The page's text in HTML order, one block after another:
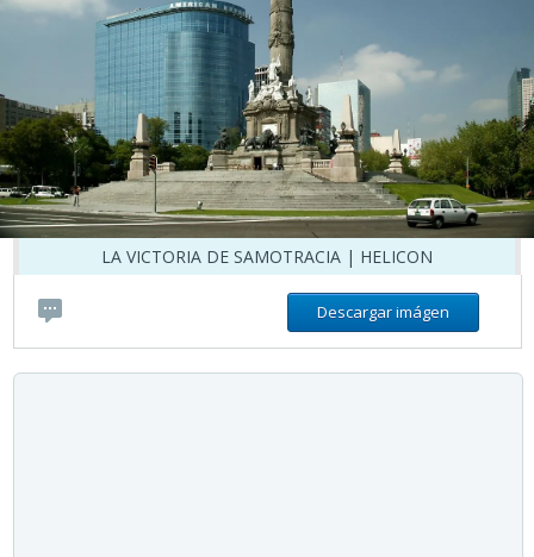
LA VICTORIA DE SAMOTRACIA | HELICON
Descargar imágen